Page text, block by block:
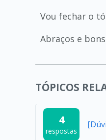
Vou fechar o
Abraços e
TÓPICOS
4
respostas